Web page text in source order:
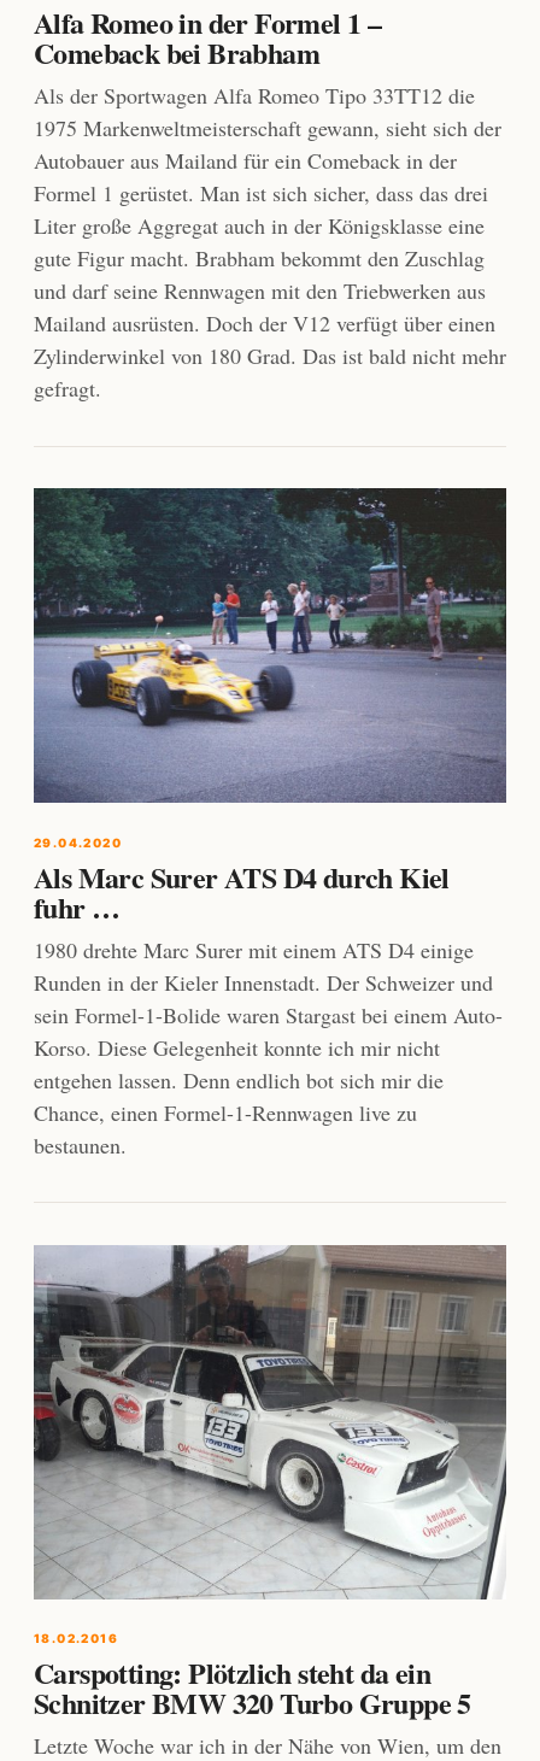
Alfa Romeo in der Formel 1 –
Comeback bei Brabham
Als der Sportwagen Alfa Romeo Tipo 33TT12 die
1975 Markenweltmeisterschaft gewann, sieht sich der
Autobauer aus Mailand für ein Comeback in der
Formel 1 gerüstet. Man ist sich sicher, dass das drei
Liter große Aggregat auch in der Königsklasse eine
gute Figur macht. Brabham bekommt den Zuschlag
und darf seine Rennwagen mit den Triebwerken aus
Mailand ausrüsten. Doch der V12 verfügt über einen
Zylinderwinkel von 180 Grad. Das ist bald nicht mehr
gefragt.
29.04.2020
Als Marc Surer ATS D4 durch Kiel
fuhr …
1980 drehte Marc Surer mit einem ATS D4 einige
Runden in der Kieler Innenstadt. Der Schweizer und
sein Formel-1-Bolide waren Stargast bei einem Auto-
Korso. Diese Gelegenheit konnte ich mir nicht
entgehen lassen. Denn endlich bot sich mir die
Chance, einen Formel-1-Rennwagen live zu
bestaunen.
18.02.2016
Carspotting: Plötzlich steht da ein
Schnitzer BMW 320 Turbo Gruppe 5
Letzte Woche war ich in der Nähe von Wien, um den